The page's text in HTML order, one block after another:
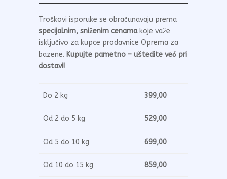
Troškovi isporuke se obračunavaju prema
specijalnim, sniženim cenamakoje važe
isključivo za kupce prodavnice Oprema za
bazene. Kupujte pametno – uštedite već pri
dostavi!
Do 2 kg 399,00
Od 2 do 5 kg 529,00
Od 5 do 10 kg 699,00
Od 10 do 15 kg 859,00